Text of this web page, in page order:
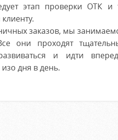
этап проверки ОТК и
заказов, мы
они проходят
и идти
дня в день.